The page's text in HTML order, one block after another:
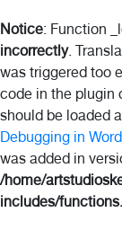
Notice: Function
incorrectly.
was triggered too
code in the plugin
should be loaded
Debugging in
was added in
/home/
includes/